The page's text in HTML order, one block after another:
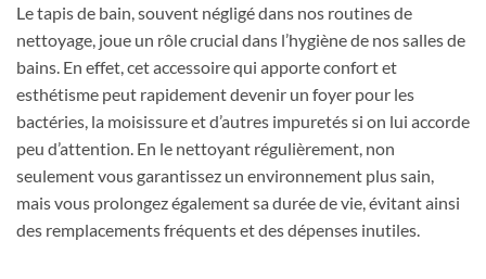
Le tapis de bain, souvent négligé dans nos routines de
nettoyage, joue un rôle crucial dans l’hygiène de nos salles de
bains. En effet, cet accessoire qui apporte confort et
esthétisme peut rapidement devenir un foyer pour les
bactéries, la moisissure et d’autres impuretés si on lui accorde
peu d’attention. En le nettoyant régulièrement, non
seulement vous garantissez un environnement plus sain,
mais vous prolongez également sa durée de vie, évitant ainsi
des remplacements fréquents et des dépenses inutiles.